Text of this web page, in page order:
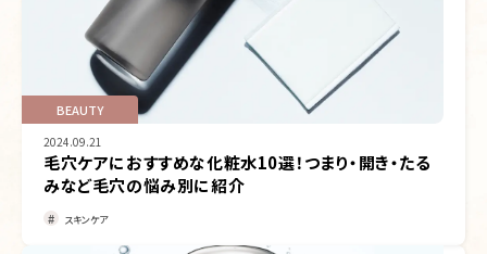
BEAUTY
2024.09.21
毛穴ケアにおすすめな化粧水10選！つまり・開き・たる
みなど毛穴の悩み別に紹介
スキンケア